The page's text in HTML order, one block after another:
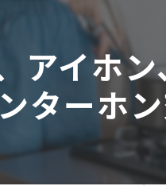
アイホ
ンターホ